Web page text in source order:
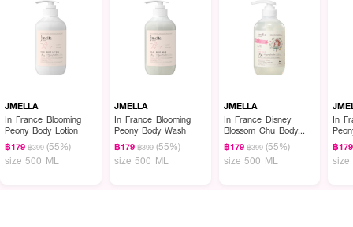
ผลลัพธ์ที่ได้ :
JMELLA In France Fleur Grace Body Lotion
โลชั่นบำรุงผิวกาย กลิ่นหอม
ผลไม้หวานของลิ้นจี่และพีช ผสมผสานกลิ่นมะลิอันสง่างามและดอกโบตั๋นที่บานได้
ไหล จนสะกดทุกสายตา
· ส่วนผสมสูตรอ่อนโยน มีความเป็นกรดต่ำ
· ปราศจากสารเคมี 12 ชนิดในผลิตภัณ์ดูแลเส้นผม และ 17 ชนิดใหผลิตภัณฑ์ดูแล
ผิวกาย
JMELLA
In France Blooming
Peony Body Lotion
฿179 ฿399 (55%)
size 500 ML
JMELLA
In France Blooming
Peony Body Wash
฿179 ฿399 (55%)
size 500 ML
JMELLA
In France Disney
Blossom Chu Body
Wash
฿179 ฿399 (55%)
size 500 ML
In
฿179
size